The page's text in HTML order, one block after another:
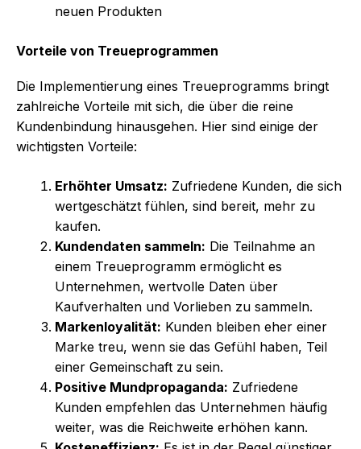
neuen Produkten
Vorteile von Treueprogrammen
Die Implementierung eines Treueprogramms bringt
zahlreiche Vorteile mit sich, die über die reine
Kundenbindung hinausgehen. Hier sind einige der
wichtigsten Vorteile:
Erhöhter Umsatz: Zufriedene Kunden, die sich
wertgeschätzt fühlen, sind bereit, mehr zu
kaufen.
Kundendaten sammeln: Die Teilnahme an
einem Treueprogramm ermöglicht es
Unternehmen, wertvolle Daten über
Kaufverhalten und Vorlieben zu sammeln.
Markenloyalität: Kunden bleiben eher einer
Marke treu, wenn sie das Gefühl haben, Teil
einer Gemeinschaft zu sein.
Positive Mundpropaganda: Zufriedene
Kunden empfehlen das Unternehmen häufig
weiter, was die Reichweite erhöhen kann.